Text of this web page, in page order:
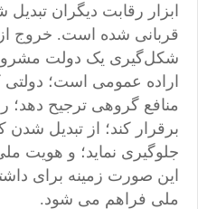
ابزار رقابت دیگران
قربانی شده است. خروج
شکل‌گیری یک دولت
اراده عمومی است؛ دولتی
منافع گروهی ترجیح دهد؛
برقرار کند؛ از تبدیل شدن
جلوگیری نماید؛ و هویت
این صورت زمینه برای
ملی فراهم می شود.